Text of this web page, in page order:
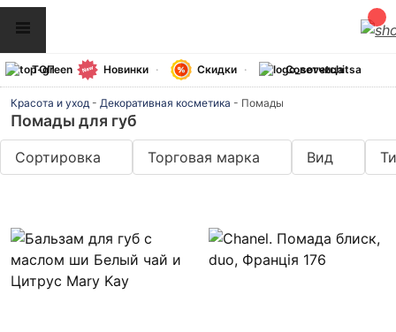
ТОП Новинки Скидки Советчица
Красота и уход - Декоративная косметика - Помады
Помады для губ
Сортировка Торговая марка Вид